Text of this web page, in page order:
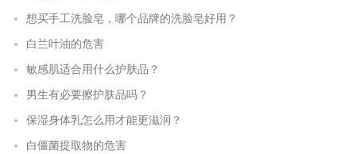
想买手工洗脸皂，哪个品牌的洗脸皂好用？
白兰叶油的危害
敏感肌适合用什么护肤品？
男生有必要擦护肤品吗？
保湿身体乳怎么用才能更滋润？
白僵菌提取物的危害